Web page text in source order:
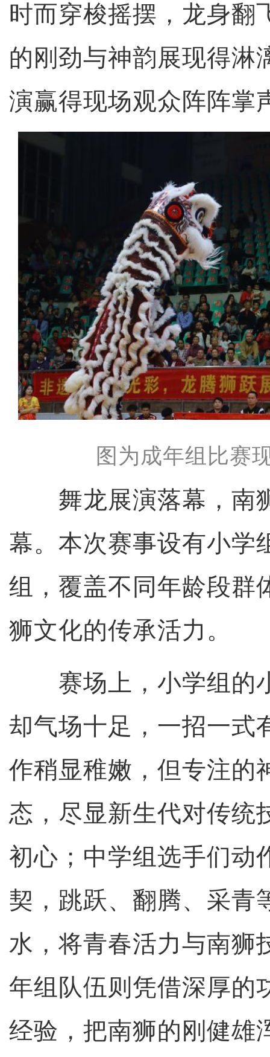
时而穿梭摇摆，龙身翻
的刚劲与神韵展现得淋
演赢得现场观众阵阵掌
图为成年组比赛
舞龙展演落幕，南
幕。本次赛事设有小学
组，覆盖不同年龄段群
狮文化的传承活力。
赛场上，小学组的
却气场十足，一招一式
作稍显稚嫩，但专注的
态，尽显新生代对传统
初心；中学组选手们动
契，跳跃、翻腾、采青
水，将青春活力与南狮
年组队伍则凭借深厚的
经验，把南狮的刚健雄